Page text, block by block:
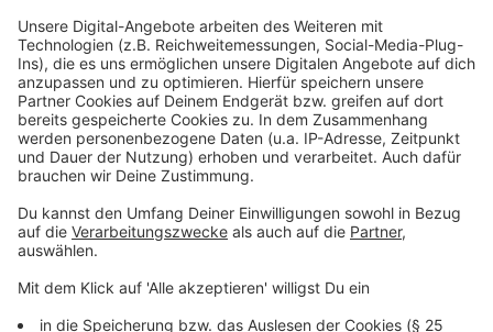
Steinfurt nach Schulform
Anzeige
Im Kreis Steinfurt besuchen insgesamt 63.329
Schülerinnen und Schüler verschiedene Schulformen.
Die Verteilung sieht wie folgt aus: